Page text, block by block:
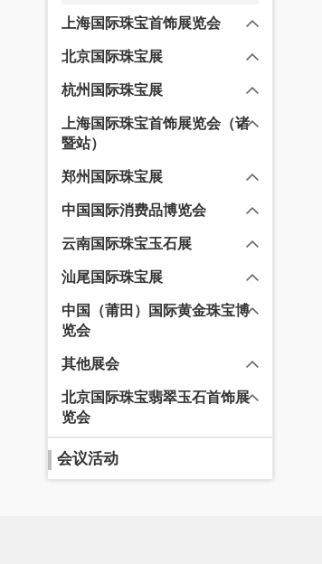
上海国际珠宝首饰展览会
北京国际珠宝展
杭州国际珠宝展
上海国际珠宝首饰展览会（诸
暨站）
郑州国际珠宝展
中国国际消费品博览会
云南国际珠宝玉石展
汕尾国际珠宝展
中国（莆田）国际黄金珠宝博
览会
其他展会
北京国际珠宝翡翠玉石首饰展
览会
会议活动